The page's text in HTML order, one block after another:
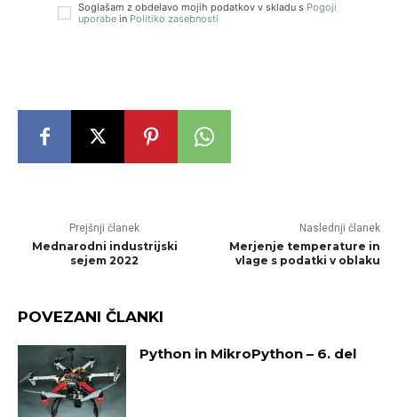
Soglašam z obdelavo mojih podatkov v skladu s Pogoji
uporabe in Politiko zasebnosti
Prejšnji članek
Mednarodni industrijski
sejem 2022
Naslednji članek
Merjenje temperature in
vlage s podatki v oblaku
POVEZANI ČLANKI
Python in MikroPython – 6. del